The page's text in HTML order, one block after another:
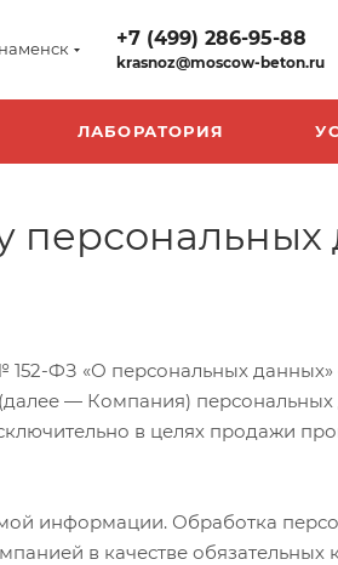
+7 (499) 286-95-88
krasnoz@moscow-beton.ru
ЛАБОРАТОРИЯ
ФЗ «О персональных данных»
— Компания)
в целях продажи
информации. Обработка
в качестве обязательных